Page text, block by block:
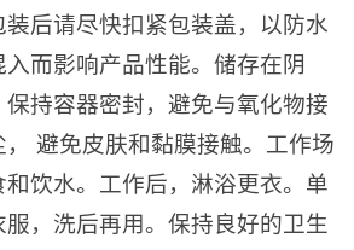
后请尽快扣紧包装盖，以防水
而影响产品性能。储存在阴
持容器密封，避免与氧化物接
避免皮肤和黏膜接触。工作场
饮水。工作后，淋浴更衣。单
，洗后再用。保持良好的卫生